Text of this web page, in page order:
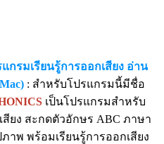
กรมเรียนรู้การออกเสียง อ่าน
: สำหรับโปรแกรมนี้มีชื่อ
เป็นโปรแกรมสำหรับ
สียง สะกดตัวอักษร ABC ภาษา
าพ พร้อมเรียนรู้การออกเสียง